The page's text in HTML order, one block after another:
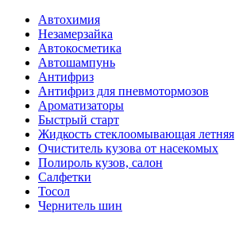
Автохимия
Незамерзайка
Автокосметика
Автошампунь
Антифриз
Антифриз для пневмотормозов
Ароматизаторы
Быстрый старт
Жидкость стеклоомывающая летняя
Очиститель кузова от насекомых
Полироль кузов, салон
Салфетки
Тосол
Чернитель шин